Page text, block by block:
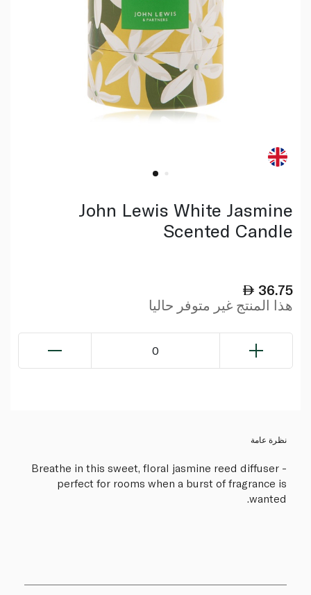
John Lewis White Jasmine
Scented Candle
36.75
هذا المنتج غير متوفر حاليا
0
نظرة عامة
Breathe in this sweet, floral jasmine reed diffuser -
perfect for rooms when a burst of fragrance is
wanted.